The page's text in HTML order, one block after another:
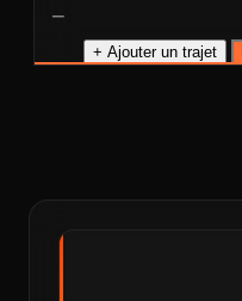
−
+ Ajouter un trajet